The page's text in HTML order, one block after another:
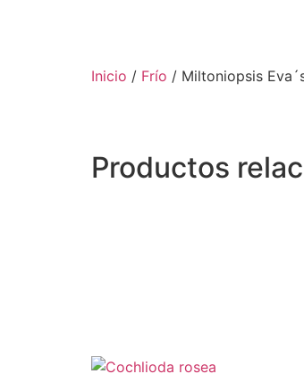
Inicio / Frío / Miltoniopsis
Productos